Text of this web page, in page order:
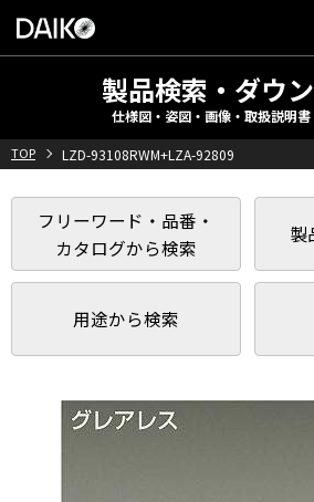
製品検索・ダウ
仕様図・姿図・画像・取扱説明書
TOP LZD-93108RWM+LZA-92809
フリーワード・品番・
カタログから検索
製
用途から検索